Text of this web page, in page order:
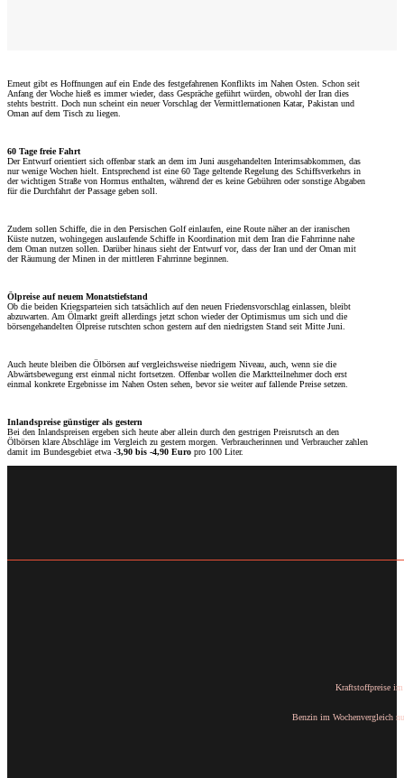
Erneut gibt es Hoffnungen auf ein Ende des festgefahrenen Konflikts im Nahen Osten. Schon seit
Anfang der Woche hieß es immer wieder, dass Gespräche geführt würden, obwohl der Iran dies
stehts bestritt. Doch nun scheint ein neuer Vorschlag der Vermittlernationen Katar, Pakistan und
Oman auf dem Tisch zu liegen.
60 Tage freie Fahrt
Der Entwurf orientiert sich offenbar stark an dem im Juni ausgehandelten Interimsabkommen, das
nur wenige Wochen hielt. Entsprechend ist eine 60 Tage geltende Regelung des Schiffsverkehrs in
der wichtigen Straße von Hormus enthalten, während der es keine Gebühren oder sonstige Abgaben
für die Durchfahrt der Passage geben soll.
Zudem sollen Schiffe, die in den Persischen Golf einlaufen, eine Route näher an der iranischen
Küste nutzen, wohingegen auslaufende Schiffe in Koordination mit dem Iran die Fahrrinne nahe
dem Oman nutzen sollen. Darüber hinaus sieht der Entwurf vor, dass der Iran und der Oman mit
der Räumung der Minen in der mittleren Fahrrinne beginnen.
Ölpreise auf neuem Monatstiefstand
Ob die beiden Kriegsparteien sich tatsächlich auf den neuen Friedensvorschlag einlassen, bleibt
abzuwarten. Am Ölmarkt greift allerdings jetzt schon wieder der Optimismus um sich und die
börsengehandelten Ölpreise rutschten schon gestern auf den niedrigsten Stand seit Mitte Juni.
Auch heute bleiben die Ölbörsen auf vergleichsweise niedrigem Niveau, auch, wenn sie die
Abwärtsbewegung erst einmal nicht fortsetzen. Offenbar wollen die Marktteilnehmer doch erst
einmal konkrete Ergebnisse im Nahen Osten sehen, bevor sie weiter auf fallende Preise setzen.
Inlandspreise günstiger als gestern
Bei den Inlandspreisen ergeben sich heute aber allein durch den gestrigen Preisrutsch an den
Ölbörsen klare Abschläge im Vergleich zu gestern morgen. Verbraucherinnen und Verbraucher zahlen
damit im Bundesgebiet etwa -3,90 bis -4,90 Euro pro 100 Liter.
Kraftstoffpreise
Benzin im Wochenvergleich